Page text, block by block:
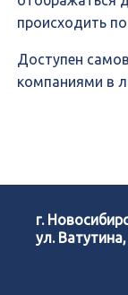
происходить
Доступен
компаниями в
г.
ул.